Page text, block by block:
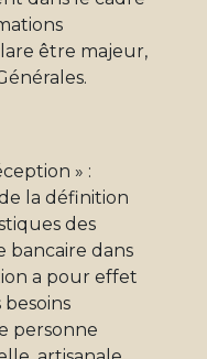
être majeur,
» :
la définition
des
bancaire dans
a pour effet
personne